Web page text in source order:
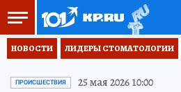
НОВОСТИ ЛИДЕРЫ СТОМАТОЛОГИИ
ПРОИСШЕСТВИЯ 25 мая 2026 10:00